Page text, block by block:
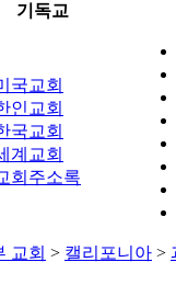
기독교
국교회
인교회
국교회
계교회
회주소록
교회 > 캘리포니아 >